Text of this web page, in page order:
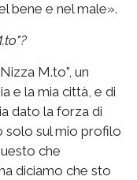
bene e nel male».
M.to”, un
e la mia città, e di
dato la forza di
solo sul mio profilo
che
diciamo che sto